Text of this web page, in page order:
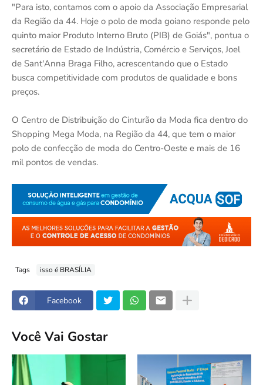
"Para isto, contamos com o apoio da Associação Empresarial
da Região da 44. Hoje o polo de moda goiano responde pelo
quinto maior Produto Interno Bruto (PIB) de Goiás", pontua o
secretário de Estado de Indústria, Comércio e Serviços, Joel
de Sant'Anna Braga Filho, acrescentando que o Estado
busca competitividade com produtos de qualidade e bons
preços.
O Centro de Distribuição do Cinturão da Moda fica dentro do
Shopping Mega Moda, na Região da 44, que tem o maior
polo de confecção de moda do Centro-Oeste e mais de 16
mil pontos de vendas.
Tags isso é BRASÍLIA
Facebook
Você Vai Gostar